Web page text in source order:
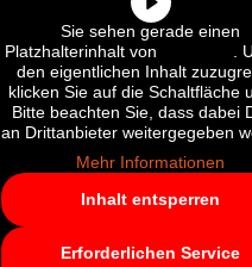
Sie sehen gerade einen
Platzhalterinhalt von
.
den eigentlichen Inhalt
klicken Sie auf die Schaltfläche
Bitte beachten Sie, dass dabei
an Drittanbieter weitergegeben
Mehr Informationen
Inhalt entsperren
Erforderlichen Service